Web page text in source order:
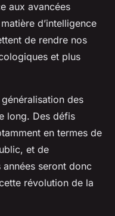
aux avancées
d’intelligence
de rendre nos
et plus
des
long. Des défis
en termes de
et de
seront donc
révolution de la